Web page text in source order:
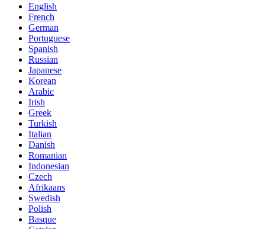
English
French
German
Portuguese
Spanish
Russian
Japanese
Korean
Arabic
Irish
Greek
Turkish
Italian
Danish
Romanian
Indonesian
Czech
Afrikaans
Swedish
Polish
Basque